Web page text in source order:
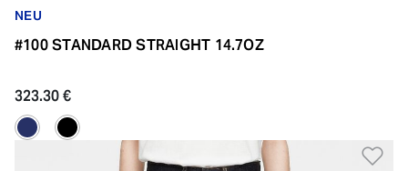
NEU
#100 STANDARD STRAIGHT 14.7OZ
323.30 €